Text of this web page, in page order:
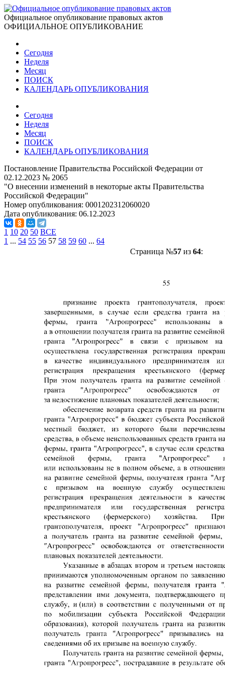
Официальное опубликование правовых актов
ОФИЦИАЛЬНОЕ ОПУБЛИКОВАНИЕ
Сегодня
Неделя
Месяц
ПОИСК
КАЛЕНДАРЬ ОПУБЛИКОВАНИЯ
Сегодня
Неделя
Месяц
ПОИСК
КАЛЕНДАРЬ ОПУБЛИКОВАНИЯ
Постановление Правительства Российской Федерации от
02.12.2023 № 2065
"О внесении изменений в некоторые акты Правительства
Российской Федерации"
Номер опубликования: 0001202312060020
Дата опубликования: 06.12.2023
1 10 20 50 ВСЕ
1 ... 54 55 56 57 58 59 60 ... 64
Страница №57из 64: